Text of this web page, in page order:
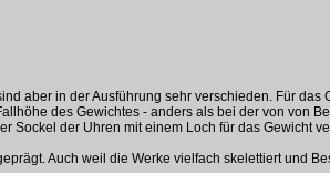
aber in der Ausführung sehr verschieden. Für
des Gewichtes - anders als bei der von von
Sockel der Uhren mit einem Loch für das Gewicht
Auch weil die Werke vielfach skelettiert und